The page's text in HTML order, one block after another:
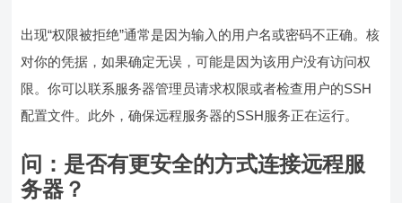
出现“权限被拒绝”通常是因为输入的用户名或密码不正确。核
对你的凭据，如果确定无误，可能是因为该用户没有访问权
限。你可以联系服务器管理员请求权限或者检查用户的SSH
配置文件。此外，确保远程服务器的SSH服务正在运行。
问：是否有更安全的方式连接远程服
务器？